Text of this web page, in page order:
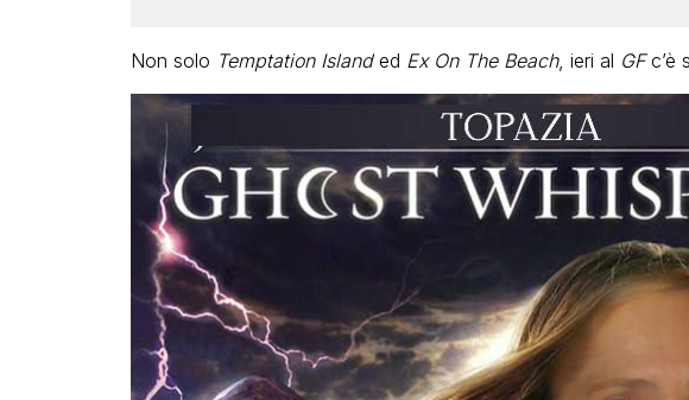
Non solo Temptation Islanded Ex On The Beach, ieri al GFc’è